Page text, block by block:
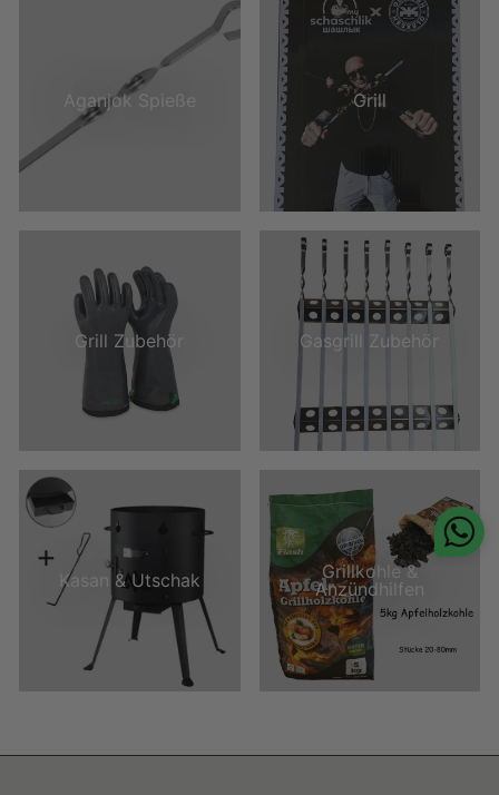
Aganjok Spieße Grill
Grill Zubehör Gasgrill Zubehör
Kasan & Utschak
Grillkohle &
Anzündhilfen